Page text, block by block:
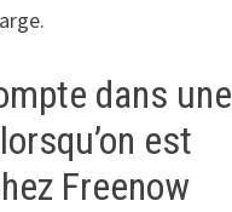
dans une
est
Freenow